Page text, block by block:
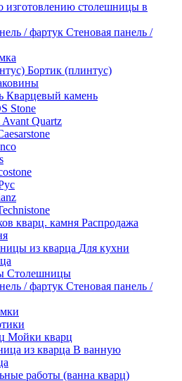
изготовлению столешницы в
Стеновая панель /
Бортик (плинтус)
Кварцевый камень
Stone
Avant Quartz
Распродажа
Для кухни
Столешницы
Стеновая панель /
Мойки кварц
В ванную